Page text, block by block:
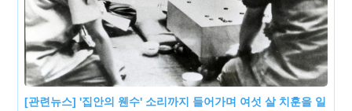
[관련뉴스] '집안의 웬수' 소리까지 들어가며 여섯 살 치훈을 일